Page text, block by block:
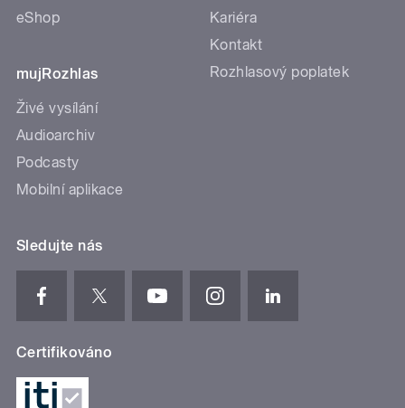
eShop
mujRozhlas
Živé vysílání
Audioarchiv
Podcasty
Mobilní aplikace
Kariéra
Kontakt
Rozhlasový poplatek
Sledujte nás
Certifikováno